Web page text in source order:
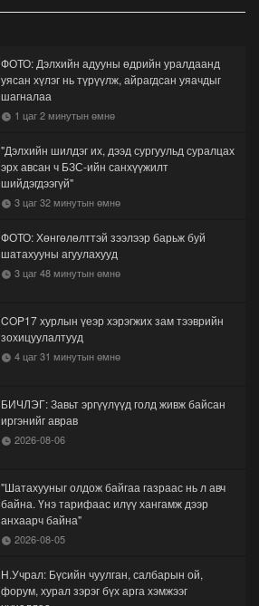
ФОТО: Дэлхийн адууны өдрийн уралдаанд
уясан хүлэг нь түрүүлж, айрагдсан уяачдыг
шагналаа
1 цаг 2 минутын өмнө
"Дэлхийн шилдэг их, дээд сургуульд суралцах
эрх авсан ч БЗС-ийн санхүүжилт
шийдэгдээгүй"
3 цаг 32 минутын өмнө
ФОТО: Хөнгөлөлттэй зээлээр барьж буй
шатахууны агуулахууд
3 цаг 48 минутын өмнө
COP17 хурлын үеэр хэрэгжих зам тээврийн
зохицуулалтууд
4 цаг 31 минутын өмнө
БИЧЛЭГ: Завьт эргүүлүүд голд живж байсан
иргэнийг аврав
2026-08-06
"Шатахууныг олдож байгаа газраас нь л авч
байна. Үнэ тарифаас илүү хангамж дээр
анхаарч байна"
2026-08-05
Н.Учрал: Бүсийн чуулган, салбарын ой,
форум, хурал зэрэг бүх арга хэмжээг